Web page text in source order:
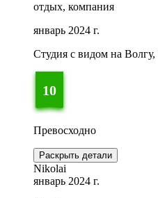
отдых, компания
январь 2024 г.
Студия с видом на Волгу,
10
Превосходно
Раскрыть детали
Nikolai
январь 2024 г.